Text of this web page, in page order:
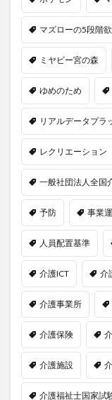
マズローの5段階
ミヤビー宮の森
ゆめのため
リアルデータプラ
レクリエーション
一般社団法人全国
予防 事業
人員配置基準
介護ICT 介
介護事業所
介護保険
介護施設
介護福祉士国家試